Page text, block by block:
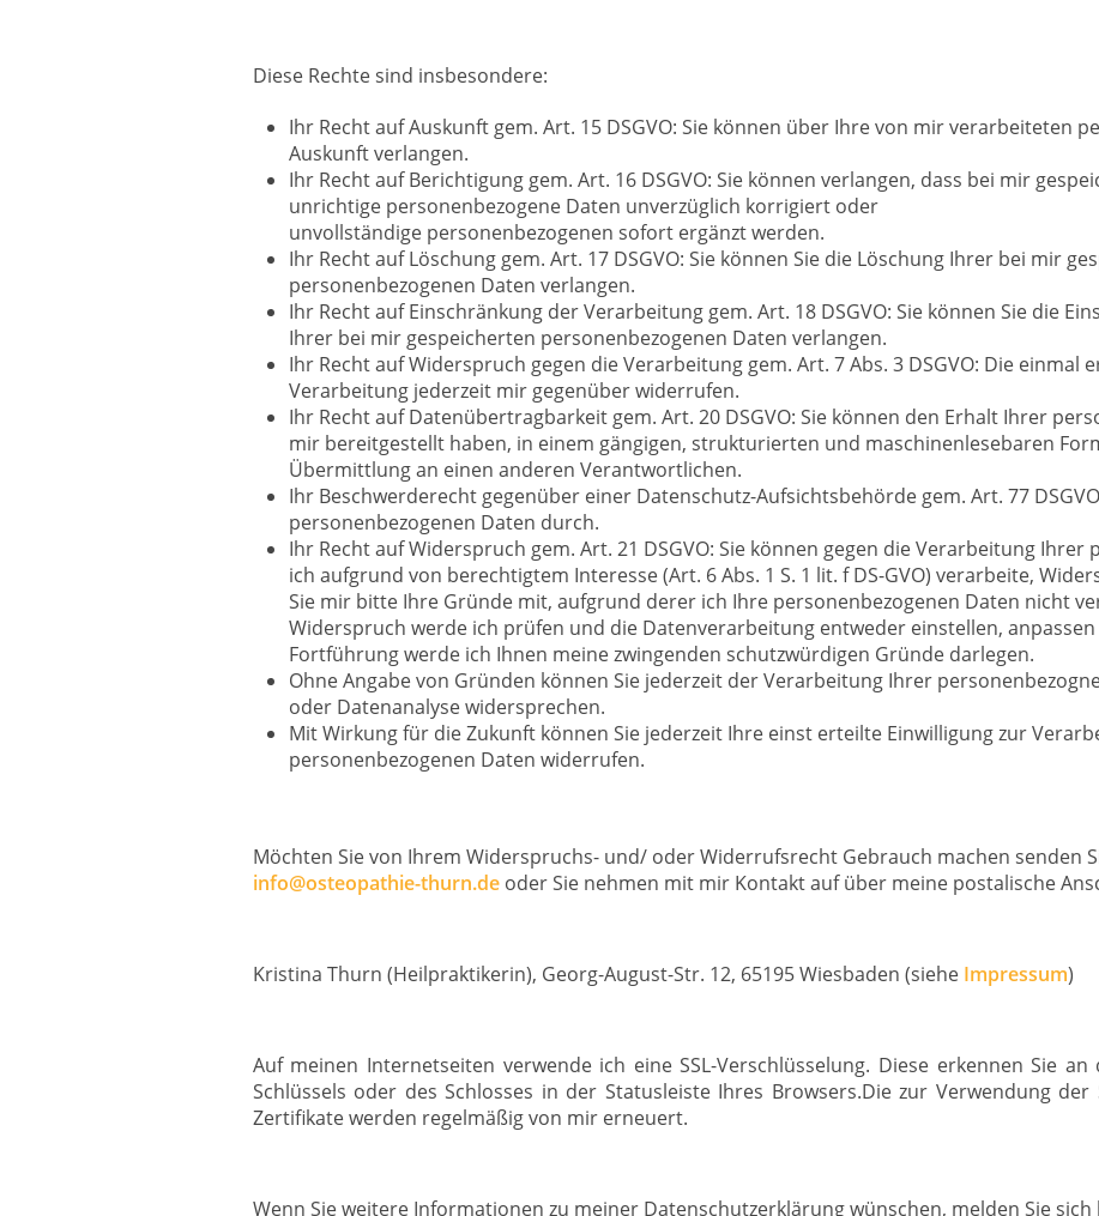
Diese Rechte sind insbesondere:
Ihr Recht auf Auskunft gem. Art. 15 DSGVO: Sie können über Ihre von mir verarbeiteten
Auskunft verlangen.
Ihr Recht auf Berichtigung gem. Art. 16 DSGVO: Sie können verlangen, dass bei mir
unrichtige personenbezogene Daten unverzüglich korrigiert oder
unvollständige personenbezogenen sofort ergänzt werden.
Ihr Recht auf Löschung gem. Art. 17 DSGVO: Sie können Sie die Löschung Ihrer bei mir
personenbezogenen Daten verlangen.
Ihr Recht auf Einschränkung der Verarbeitung gem. Art. 18 DSGVO: Sie können Sie die
Ihrer bei mir gespeicherten personenbezogenen Daten verlangen.
Ihr Recht auf Widerspruch gegen die Verarbeitung gem. Art. 7 Abs. 3 DSGVO: Die einmal
Verarbeitung jederzeit mir gegenüber widerrufen.
Ihr Recht auf Datenübertragbarkeit gem. Art. 20 DSGVO: Sie können den Erhalt Ihrer
mir bereitgestellt haben, in einem gängigen, strukturierten und maschinenlesebaren
Übermittlung an einen anderen Verantwortlichen.
Ihr Beschwerderecht gegenüber einer Datenschutz-Aufsichtsbehörde gem. Art. 77
personenbezogenen Daten durch.
Ihr Recht auf Widerspruch gem. Art. 21 DSGVO: Sie können gegen die Verarbeitung
ich aufgrund von berechtigtem Interesse (Art. 6 Abs. 1 S. 1 lit. f DS-GVO) verarbeite,
Sie mir bitte Ihre Gründe mit, aufgrund derer ich Ihre personenbezogenen Daten nicht
Widerspruch werde ich prüfen und die Datenverarbeitung entweder einstellen,
Fortführung werde ich Ihnen meine zwingenden schutzwürdigen Gründe darlegen.
Ohne Angabe von Gründen können Sie jederzeit der Verarbeitung Ihrer
oder Datenanalyse widersprechen.
Mit Wirkung für die Zukunft können Sie jederzeit Ihre einst erteilte Einwilligung zur
personenbezogenen Daten widerrufen.
Möchten Sie von Ihrem Widerspruchs- und/ oder Widerrufsrecht Gebrauch machen senden
info@osteopathie-thurn.deoder Sie nehmen mit mir Kontakt auf über meine postalische
Kristina Thurn (Heilpraktikerin), Georg-August-Str. 12, 65195 Wiesbaden (siehe Impressum)
Auf meinen Internetseiten verwende ich eine SSL-Verschlüsselung. Diese erkennen Sie
Schlüssels oder des Schlosses in der Statusleiste Ihres Browsers.Die zur Verwendung der
Zertifikate werden regelmäßig von mir erneuert.
Wenn Sie weitere Informationen zu meiner Datenschutzerklärung wünschen, melden Sie